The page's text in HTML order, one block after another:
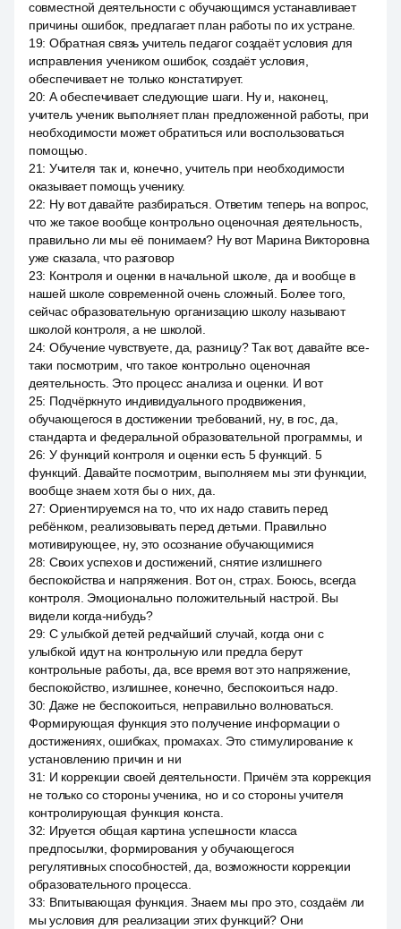
совместной деятельности с обучающимся устанавливает
причины ошибок, предлагает план работы по их устране.
19: Обратная связь учитель педагог создаёт условия для
исправления учеником ошибок, создаёт условия,
обеспечивает не только констатирует.
20: А обеспечивает следующие шаги. Ну и, наконец,
учитель ученик выполняет план предложенной работы, при
необходимости может обратиться или воспользоваться
помощью.
21: Учителя так и, конечно, учитель при необходимости
оказывает помощь ученику.
22: Ну вот давайте разбираться. Ответим теперь на вопрос,
что же такое вообще контрольно оценочная деятельность,
правильно ли мы её понимаем? Ну вот Марина Викторовна
уже сказала, что разговор
23: Контроля и оценки в начальной школе, да и вообще в
нашей школе современной очень сложный. Более того,
сейчас образовательную организацию школу называют
школой контроля, а не школой.
24: Обучение чувствуете, да, разницу? Так вот, давайте все-
таки посмотрим, что такое контрольно оценочная
деятельность. Это процесс анализа и оценки. И вот
25: Подчёркнуто индивидуального продвижения,
обучающегося в достижении требований, ну, в гос, да,
стандарта и федеральной образовательной программы, и
26: У функций контроля и оценки есть 5 функций. 5
функций. Давайте посмотрим, выполняем мы эти функции,
вообще знаем хотя бы о них, да.
27: Ориентируемся на то, что их надо ставить перед
ребёнком, реализовывать перед детьми. Правильно
мотивирующее, ну, это осознание обучающимися
28: Своих успехов и достижений, снятие излишнего
беспокойства и напряжения. Вот он, страх. Боюсь, всегда
контроля. Эмоционально положительный настрой. Вы
видели когда-нибудь?
29: С улыбкой детей редчайший случай, когда они с
улыбкой идут на контрольную или предла берут
контрольные работы, да, все время вот это напряжение,
беспокойство, излишнее, конечно, беспокоиться надо.
30: Даже не беспокоиться, неправильно волноваться.
Формирующая функция это получение информации о
достижениях, ошибках, промахах. Это стимулирование к
установлению причин и ни
31: И коррекции своей деятельности. Причём эта коррекция
не только со стороны ученика, но и со стороны учителя
контролирующая функция конста.
32: Ируется общая картина успешности класса
предпосылки, формирования у обучающегося
регулятивных способностей, да, возможности коррекции
образовательного процесса.
33: Впитывающая функция. Знаем мы про это, создаём ли
мы условия для реализации этих функций? Они